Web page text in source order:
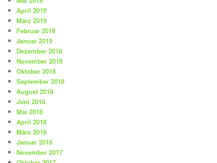
April 2019
März 2019
Februar 2019
Januar 2019
Dezember 2018
November 2018
Oktober 2018
September 2018
August 2018
Juni 2018
Mai 2018
April 2018
März 2018
Januar 2018
November 2017